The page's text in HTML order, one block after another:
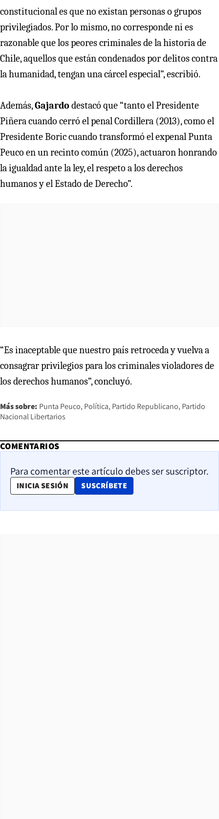
constitucional es que no existan personas o grupos
privilegiados. Por lo mismo, no corresponde ni es
razonable que los peores criminales de la historia de
Chile, aquellos que están condenados por delitos contra
la humanidad, tengan una cárcel especial”, escribió.
Además,Gajardo destacó que “tanto el Presidente
Piñera cuando cerró el penal Cordillera (2013), como el
Presidente Boric cuando transformó el expenal Punta
Peuco en un recinto común (2025), actuaron honrando
la igualdad ante la ley, el respeto a los derechos
humanos y el Estado de Derecho”.
“Es inaceptable que nuestro país retroceda y vuelva a
consagrar privilegios para los criminales violadores de
los derechos humanos”, concluyó.
Más sobre: Punta Peuco Política Partido Republicano Partido
Nacional Libertarios
COMENTARIOS
Para comentar este artículo debes ser suscriptor.
INICIA SESIÓN SUSCRÍBETE
OPENS IN NEW WINDOW